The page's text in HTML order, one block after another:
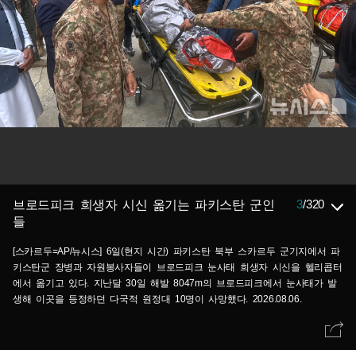
브로드피크 희생자 시신 옮기는 파키스탄 군인
들
3/320
[스카르두=AP/뉴시스] 6일(현지 시간) 파키스탄 북부 스카르두 군기지에서 파
키스탄군 장병과 자원봉사자들이 브로드피크 눈사태 희생자 시신을 헬리콥터
에서 옮기고 있다. 지난달 30일 해발 8047m의 브로드피크에서 눈사태가 발
생해 이곳을 등정하던 다국적 원정대 10명이 사망했다. 2026.08.06.